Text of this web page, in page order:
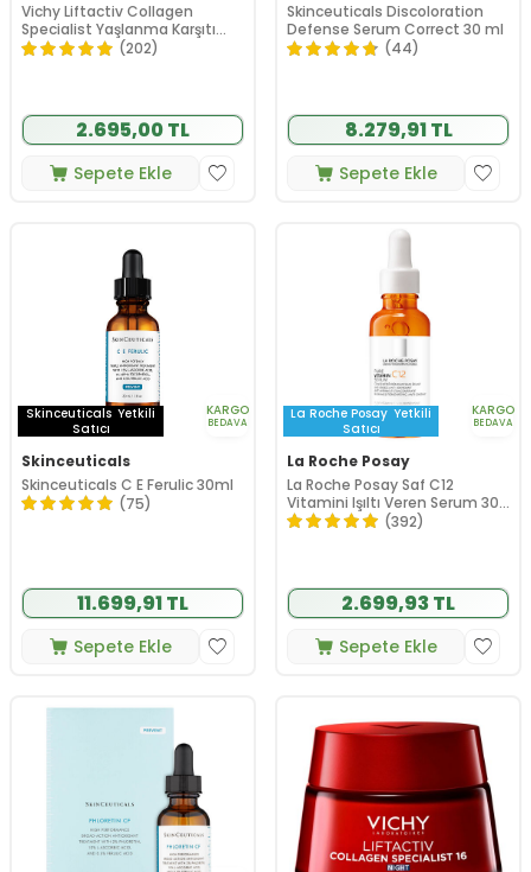
Vichy Liftactiv Collagen
Specialist Yaşlanma Karşıtı
Bakım Kremi 50 ml
(202)
2.695,00 TL
Sepete Ekle
Skinceuticals Discoloration
Defense Serum Correct 30 ml
(44)
8.279,91 TL
Sepete Ekle
Skinceuticals Yetkili
Satıcı
KARGO
BEDAVA
Skinceuticals
Skinceuticals C E Ferulic 30ml
(75)
11.699,91 TL
Sepete Ekle
La Roche Posay Yetkili
Satıcı
KARGO
BEDAVA
La Roche Posay
La Roche Posay Saf C12
Vitamini Işıltı Veren Serum 30
ml
(392)
2.699,93 TL
Sepete Ekle